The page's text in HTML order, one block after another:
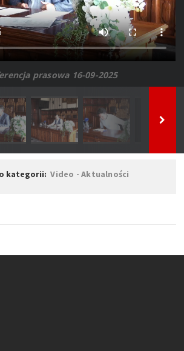
prasowa 16-09-2025
kategorii:Video - Aktualności